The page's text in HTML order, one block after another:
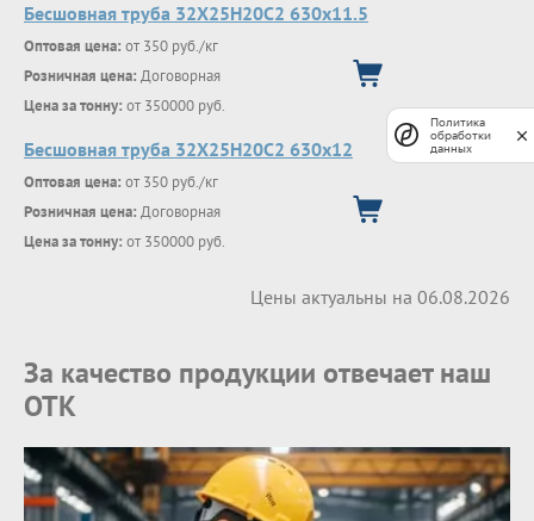
Бесшовная труба 32Х25Н20С2 630х11.5
Оптовая цена: от 350 руб./кг
Розничная цена: Договорная
Цена за тонну: от 350000 руб.
Бесшовная труба 32Х25Н20С2 630х12
Оптовая цена: от 350 руб./кг
Розничная цена: Договорная
Цена за тонну: от 350000 руб.
Цены актуальны на 06.08.2026
За качество продукции отвечает наш
ОТК
Политика
обработки
данных